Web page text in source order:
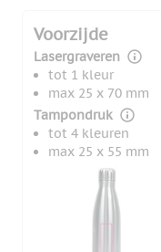
Voorzijde
Lasergraveren
tot 1 kleur
max 25 x 70 mm
Tampondruk
tot 4 kleuren
max 25 x 55 mm